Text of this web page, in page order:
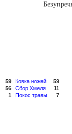
59
56
1
Ковка ножей
59
Сбор Хмеля
11
Покос травы
7